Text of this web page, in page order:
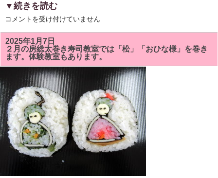
▼続きを読む
3
の
房
総
太
巻
き
教
室
で
は
「満
開
の
桜」
「ド
ラ
風」
コメントを受け付けていません
2025年1月7日
２月の房総太巻き寿司教室では「松」「おひな様」を巻き
ます。体験教室もあります。